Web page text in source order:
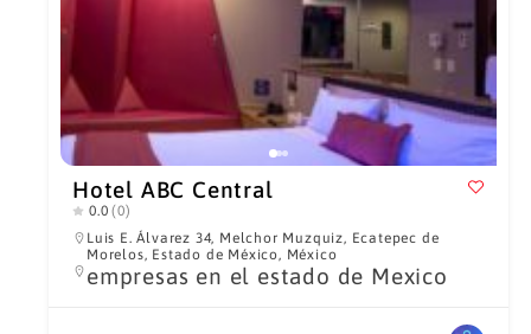
Hotel ABC Central
0.0 (0)
Luis E. Álvarez 34, Melchor Muzquiz, Ecatepec de
Morelos, Estado de México, México
empresas en el estado de Mexico